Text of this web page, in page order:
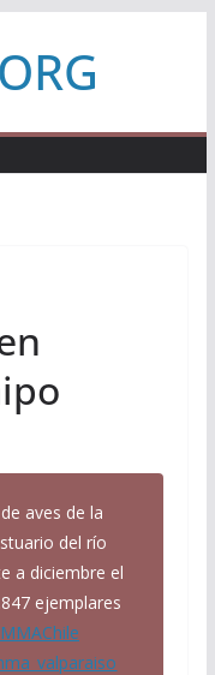
aves de la
del río
a diciembre el
ejemplares